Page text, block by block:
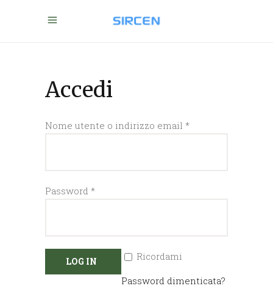
Accedi
Nome utente o indirizzo email *
Password *
Ricordami
LOG IN
Password dimenticata?